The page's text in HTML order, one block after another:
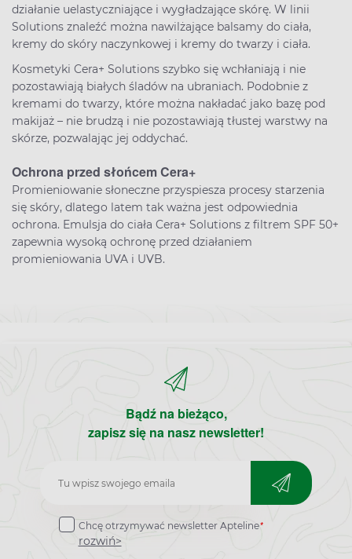
działanie uelastyczniające i wygładzające skórę. W linii
Solutions znaleźć można nawilżające balsamy do ciała,
kremy do skóry naczynkowej i kremy do twarzy i ciała.
Kosmetyki Cera+ Solutions szybko się wchłaniają i nie
pozostawiają białych śladów na ubraniach. Podobnie z
kremami do twarzy, które można nakładać jako bazę pod
makijaż – nie brudzą i nie pozostawiają tłustej warstwy na
skórze, pozwalając jej oddychać.
Ochrona przed słońcem Cera+
Promieniowanie słoneczne przyspiesza procesy starzenia
się skóry, dlatego latem tak ważna jest odpowiednia
ochrona. Emulsja do ciała Cera+ Solutions z filtrem SPF 50+
zapewnia wysoką ochronę przed działaniem
promieniowania UVA i UVB.
Bądź na bieżąco,
zapisz się na nasz newsletter!
Zapisz
do
newslettera
Chcę otrzymywać newsletter Apteline*
rozwiń>